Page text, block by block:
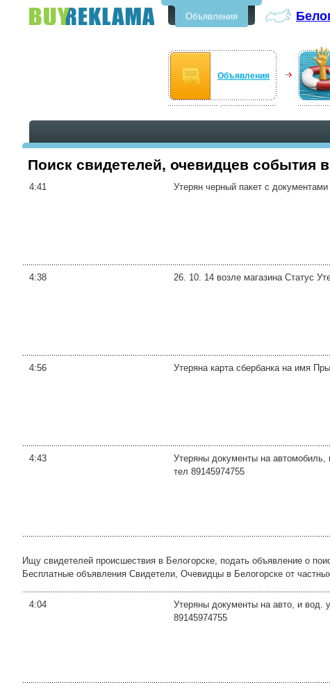
Объявления
Объявления
Поиск свидетелей, очевидцев события
4:41 Утерян черный пакет с
4:38 26. 10. 14 возле магазина Статус
4:56 Утеряна карта сбербанка на имя
4:43
Утеряны документы на
тел 89145974755
Ищу свидетелей происшествия в Белогорске, подать объявление о
Бесплатные объявления Свидетели, Очевидцы в Белогорске от
4:04
Утеряны документы на авто, и вод.
89145974755